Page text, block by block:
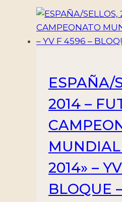
ESPAÑA/
2014 –
2014» –
BLOQUE